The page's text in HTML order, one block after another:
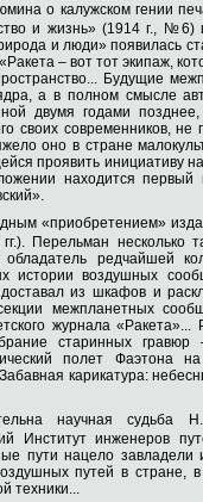
о калужском гении
и жизнь» (1914 г.,
и люди» появилась
– вот тот экипаж,
Будущие
а в полном смысле
двумя годами
своих современников,
оно в стране
проявить инициативу
находится первый
«приобретением»
гг.). Перельман
обладатель редчайшей
истории воздушных
доставал из шкафов и
межпланетных
журнала
старинных
полет Фаэтона
карикатура:
научная судьба
Институт инженеров
пути нацело
путей в стране,
техники...